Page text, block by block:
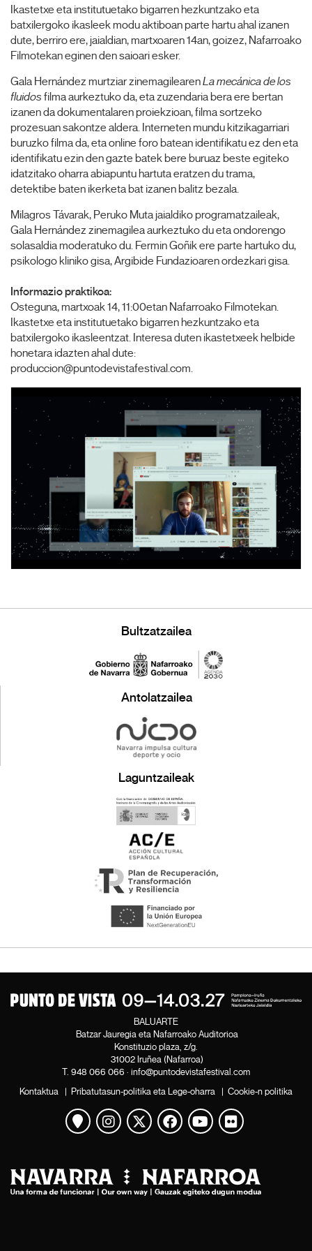
Ikastetxe eta institutuetako bigarren hezkuntzako eta
batxilergoko ikasleek modu aktiboan parte hartu ahal izanen
dute, berriro ere, jaialdian, martxoaren 14an, goizez, Nafarroako
Filmotekan eginen den saioari esker.
Gala Hernández murtziar zinemagilearenLa mecánica de los
fluidos filma aurkeztuko da, eta zuzendaria bera ere bertan
izanen da dokumentalaren proiekzioan, filma sortzeko
prozesuan sakontze aldera. Interneten mundu kitzikagarriari
buruzko filma da, eta online foro batean identifikatu ez den eta
identifikatu ezin den gazte batek bere buruaz beste egiteko
idatzitako oharra abiapuntu hartuta eratzen du trama,
detektibe baten ikerketa bat izanen balitz bezala.
Milagros Távarak, Peruko Muta jaialdiko programatzaileak,
Gala Hernández zinemagilea aurkeztuko du eta ondorengo
solasaldia moderatuko du. Fermin Goñik ere parte hartuko du,
psikologo kliniko gisa, Argibide Fundazioaren ordezkari gisa.
Informazio praktikoa:
Osteguna, martxoak 14, 11:00etan Nafarroako Filmotekan.
Ikastetxe eta institutuetako bigarren hezkuntzako eta
batxilergoko ikasleentzat. Interesa duten ikastetxeek helbide
honetara idazten ahal dute:
produccion@puntodevistafestival.com.
Bultzatzailea
Antolatzailea
Laguntzaileak
BALUARTE
Batzar Jauregia eta Nafarroako Auditorioa
Konstituzio plaza, z/g.
31002 Iruñea (Nafarroa)
T. 948 066 066 · info@puntodevistafestival.com
Kontaktua | Pribatutasun-politika eta Lege-oharra | Cookie-n politika
Mapa ikusi
Instagram
Twitter
Facebook
Youtube
Flickr